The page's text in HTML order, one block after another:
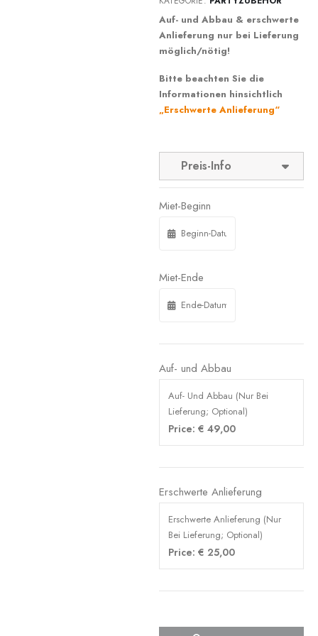
Auf- und Abbau & erschwerte
Anlieferung nur bei Lieferung
möglich/nötig!
Bitte beachten Sie die
Informationen hinsichtlich
„Erschwerte Anlieferung“
Preis-Info
Miet-Beginn
Miet-Ende
Auf- und Abbau
Auf- Und Abbau (Nur Bei
Lieferung; Optional)
Price: € 49,00
Erschwerte Anlieferung
Erschwerte Anlieferung (Nur
Bei Lieferung; Optional)
Price: € 25,00